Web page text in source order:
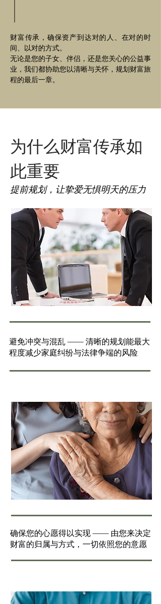
财富传承，确保资产到达对的人、在对的时
间、以对的方式。
无论是您的子女、伴侣，还是您关心的公益事
业，我们都协助您以清晰与关怀，规划财富旅
程的最后一章。
为什么财富传承如
此重要
提前规划，让挚爱无惧明天的压力
避免冲突与混乱 —— 清晰的规划能最大
程度减少家庭纠纷与法律争端的风险
确保您的心愿得以实现 —— 由您来决定
财富的归属与方式，一切依照您的意愿